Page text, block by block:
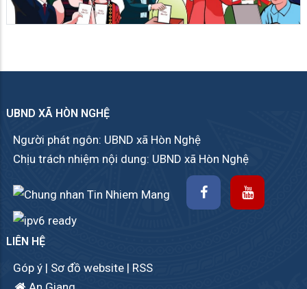
UBND XÃ HÒN NGHỆ
Người phát ngôn: UBND xã Hòn Nghệ
Chịu trách nhiệm nội dung: UBND xã Hòn Nghệ
LIÊN HỆ
Góp ý | Sơ đồ website | RSS